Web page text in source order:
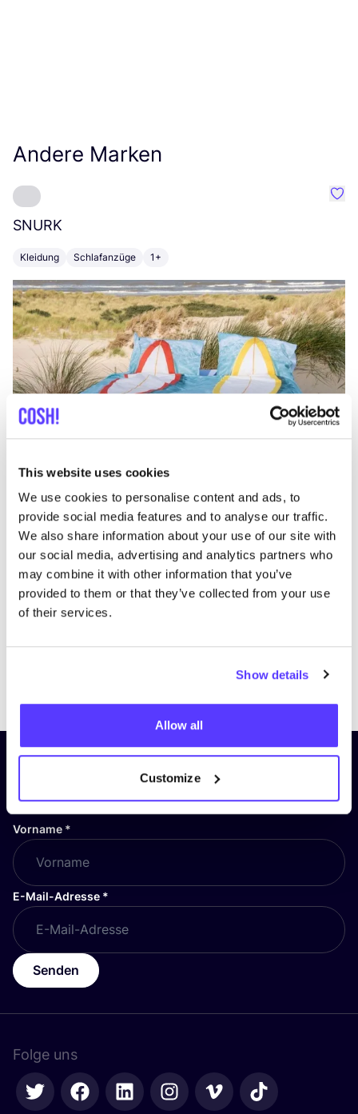
This website uses cookies
We use cookies to personalise content and ads, to
provide social media features and to analyse our traffic.
We also share information about your use of our site with
our social media, advertising and analytics partners who
may combine it with other information that you’ve
provided to them or that they’ve collected from your use
of their services.
Show details
Allow all
Customize
Andere Marken
SNURK
Kleidung Schlafanzüge 1+
PreviousNext
Abonniere unseren Newsletter
und bleibe auf dem Laufenden!
Vorname *
E-Mail-Adresse *
Senden
Folge uns